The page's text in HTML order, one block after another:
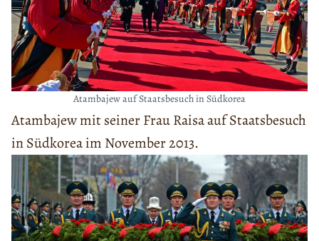
Atambajew auf Staatsbesuch in Südkorea
Atambajew mit seiner Frau Raisa auf Staatsbesuch
in Südkorea im November 2013.